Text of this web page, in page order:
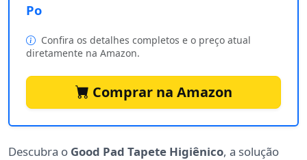
Po
Confira os detalhes completos e o preço atual
diretamente na Amazon.
Comprar na Amazon
Descubra o Good Pad Tapete Higiênico, a solução